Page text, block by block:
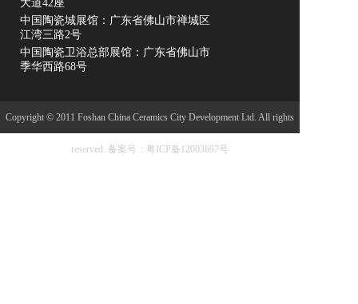
大道42座
中国陶瓷城展馆：广东省佛山市禅城区
江湾三路2号
中国陶瓷卫浴总部展馆：广东省佛山市
季华西路68号
Copyright © 2011 Foshan China Ceramics City Development Ltd. All rights
reserved. 备案号：粤ICP备12003697号